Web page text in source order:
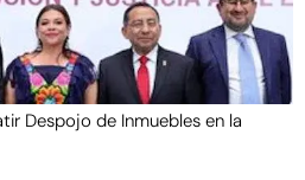
Despojo de Inmuebles en la